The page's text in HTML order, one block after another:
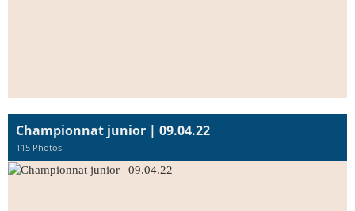
Championnat junior | 09.04.22
115 Photos